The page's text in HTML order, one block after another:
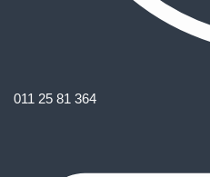
011 25 81 364